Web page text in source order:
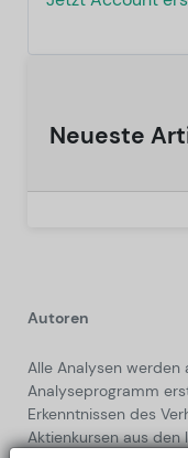
Neueste
Autoren
Alle Analysen
Analyseprogramm
Erkenntnissen des
Aktienkursen aus den